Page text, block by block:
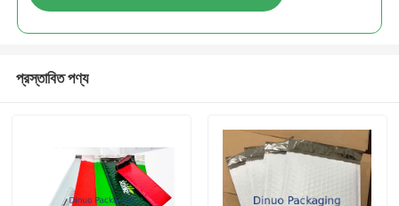
প্রস্তাবিত পণ্য